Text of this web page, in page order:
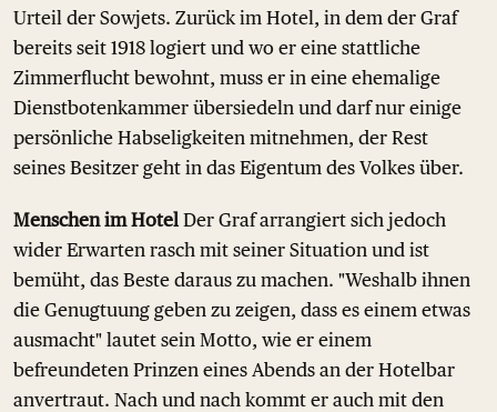
Urteil der Sowjets. Zurück im Hotel, in dem der Graf
bereits seit 1918 logiert und wo er eine stattliche
Zimmerflucht bewohnt, muss er in eine ehemalige
Dienstbotenkammer übersiedeln und darf nur einige
persönliche Habseligkeiten mitnehmen, der Rest
seines Besitzer geht in das Eigentum des Volkes über.
Menschen im HotelDer Graf arrangiert sich jedoch
wider Erwarten rasch mit seiner Situation und ist
bemüht, das Beste daraus zu machen. "Weshalb ihnen
die Genugtuung geben zu zeigen, dass es einem etwas
ausmacht" lautet sein Motto, wie er einem
befreundeten Prinzen eines Abends an der Hotelbar
anvertraut. Nach und nach kommt er auch mit den